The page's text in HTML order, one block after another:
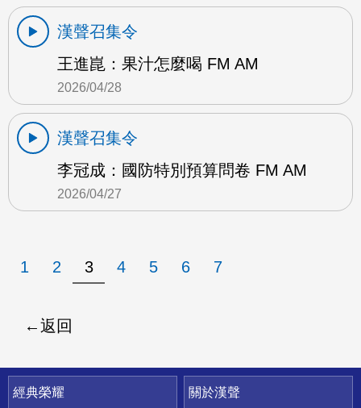
漢聲召集令
王進崑：果汁怎麼喝 FM AM
2026/04/28
漢聲召集令
李冠成：國防特別預算問卷 FM AM
2026/04/27
1 2 3 4 5 6 7
返回
快速連結
經典榮耀
關於漢聲